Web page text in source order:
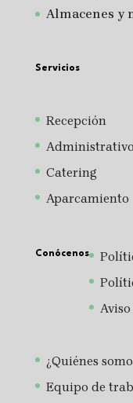
Almacenes y
Servicios
Recepción
Catering
Aparcamiento
Conócenos
¿Quiénes
Equipo de